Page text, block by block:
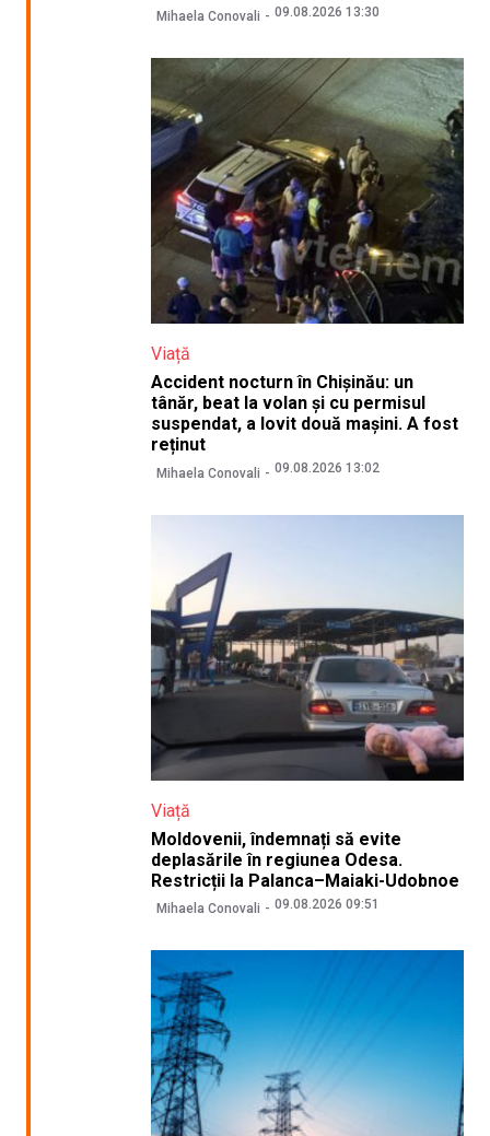
Mihaela Conovali 09.08.2026 13:30
Viață
Accident nocturn în Chișinău: un
tânăr, beat la volan și cu permisul
suspendat, a lovit două mașini. A fost
reținut
Mihaela Conovali 09.08.2026 13:02
Viață
Moldovenii, îndemnați să evite
deplasările în regiunea Odesa.
Restricții la Palanca–Maiaki-Udobnoe
Mihaela Conovali 09.08.2026 09:51